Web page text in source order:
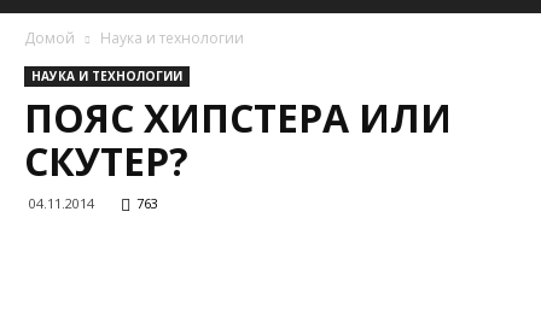
Домой Наука и технологии
НАУКА И ТЕХНОЛОГИИ
ПОЯС ХИПСТЕРА ИЛИ
СКУТЕР?
04.11.2014 763